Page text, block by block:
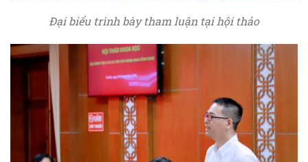
Đại biểu trình bày tham luận tại hội thảo